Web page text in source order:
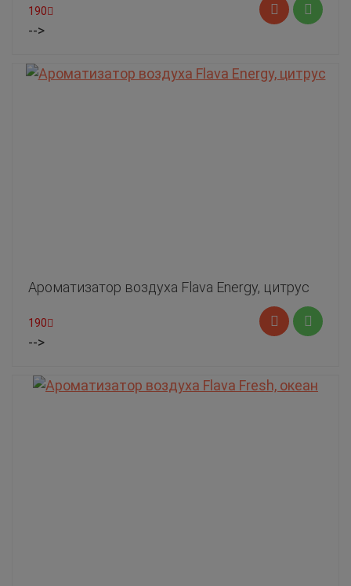
190
-->
Ароматизатор воздуха Flava Energy, цитрус
190
-->